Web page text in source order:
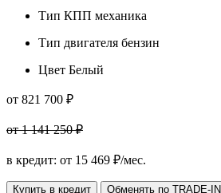
Тип КПП механика
Тип двигателя бензин
Цвет Белый
от 821 700 ₽
от 1 141 250 ₽
в кредит: от 15 469 ₽/мес.
Купить в кредит Обменять по TRADE-IN